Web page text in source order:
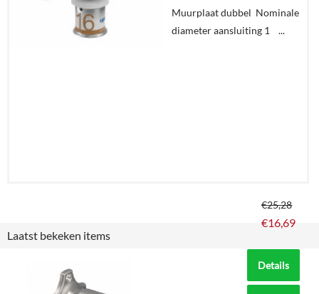
Muurplaat dubbel Nominale
diameter aansluiting 1 ...
€25,28
€16,69
Details
Laatst bekeken items